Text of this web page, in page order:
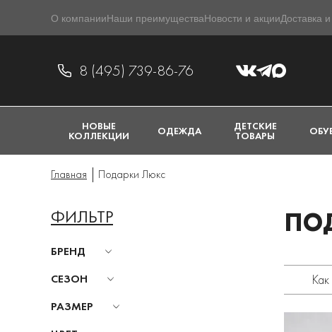
О компанииНаши преимуществаНовости и акцииДоставка
8 (495) 739-86-76
НОВЫЕ
КОЛЛЕКЦИИ ОДЕЖДА ДЕТСКИЕ
ТОВАРЫ
Главная Подарки Люкс
ФИЛЬТР
БРЕНД
СЕЗОН
РАЗМЕР